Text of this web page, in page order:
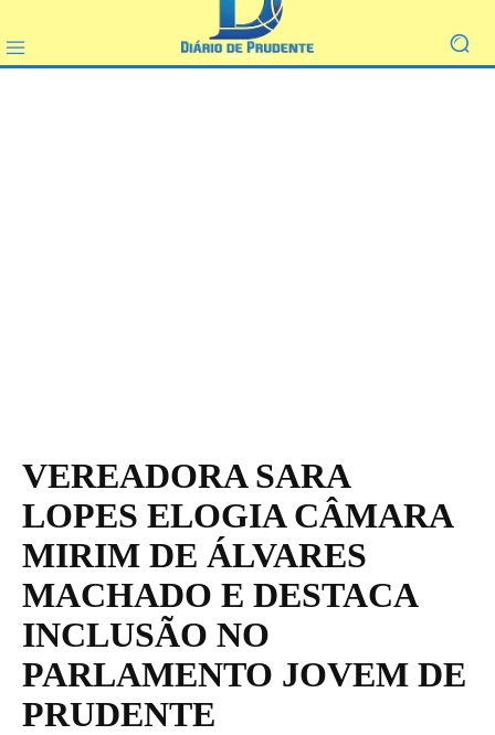
VEREADORA SARA
LOPES ELOGIA CÂMARA
MIRIM DE ÁLVARES
MACHADO E DESTACA
INCLUSÃO NO
PARLAMENTO JOVEM DE
PRUDENTE